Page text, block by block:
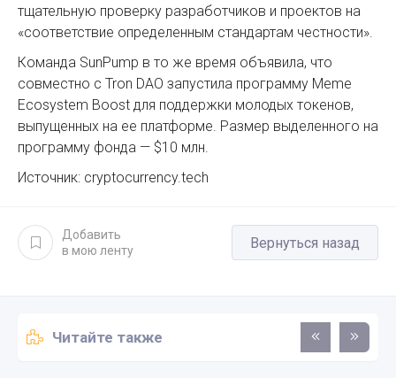
тщательную проверку разработчиков и проектов на
«соответствие определенным стандартам честности».
Команда SunPump в то же время объявила, что
совместно с Tron DAO запустила программу Meme
Ecosystem Boost для поддержки молодых токенов,
выпущенных на ее платформе. Размер выделенного на
программу фонда — $10 млн.
Источник: cryptocurrency.tech
Добавить
в мою ленту
Вернуться назад
Читайте также